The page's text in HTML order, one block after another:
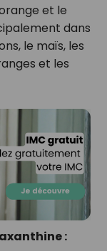
et le
dans
le maïs, les
et les
: